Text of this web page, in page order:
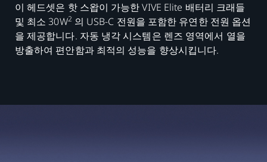
이 헤드셋은 핫 스왑이 가능한 VIVE Elite 배터리 크래들
및 최소 30W2 의 USB-C 전원을 포함한 유연한 전원 옵션
을 제공합니다. 자동 냉각 시스템은 렌즈 영역에서 열을
방출하여 편안함과 최적의 성능을 향상시킵니다.